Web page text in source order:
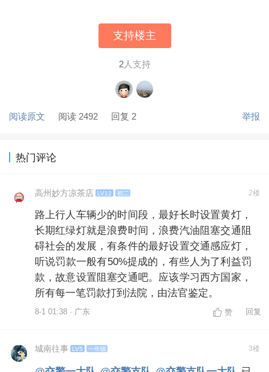
支持楼主
2人支持
阅读原文 阅读 2492 回复 2 举报
热门评论
高州妙方凉茶店 LV12 初二 2楼
路上行人车辆少的时间段，最好长时设置黄灯，
长期红绿灯就是浪费时间，浪费汽油阻塞交通阻
碍社会的发展，有条件的最好设置交通感应灯，
听说罚款一般有50%提成的，有些人为了利益罚
款，故意设置阻塞交通吧。应该学习西方国家，
所有每一笔罚款打到法院，由法官鉴定。
8-1 01:38 · 广东 赞 回复
城南往事 LV5 一年级 3楼